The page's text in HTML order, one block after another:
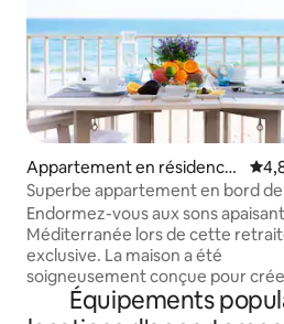
Appartement en résidence
⋅ Gavà
Superbe appartement en bord
trois balcons, vue sur la mer
Endormez-vous aux sons
Méditerranée lors de cette
exclusive. La maison a été
soigneusement conçue pour
harmonie avec le paysage
grâce à des finitions naturelles,
Équipements